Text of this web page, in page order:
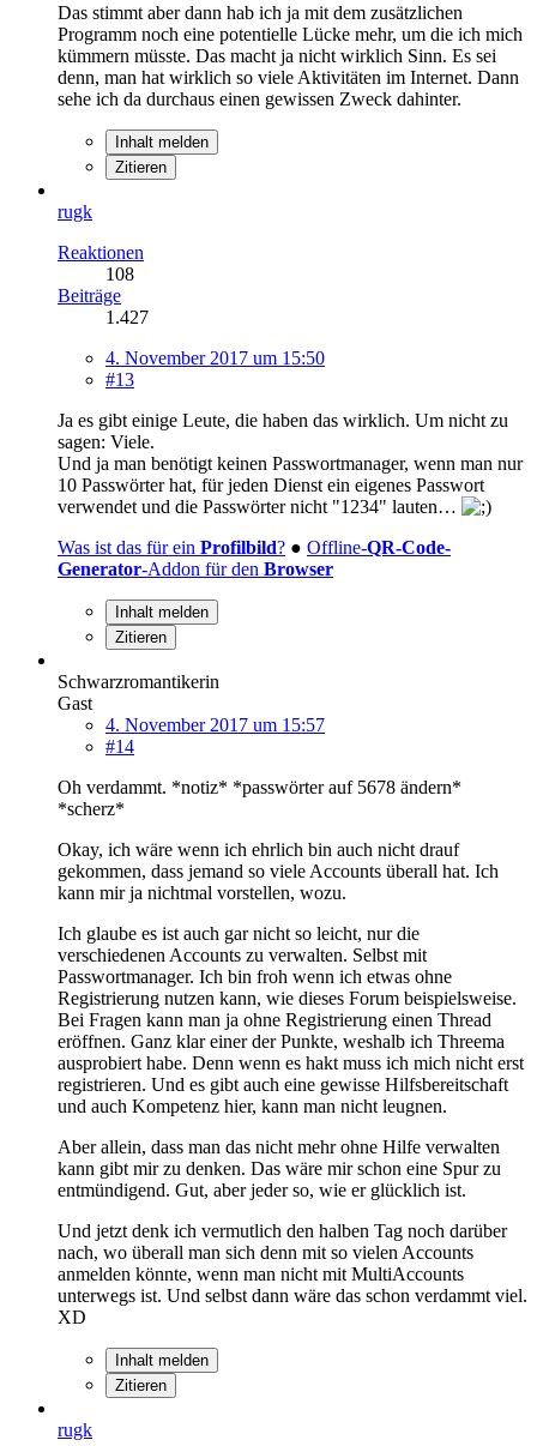
Das stimmt aber dann hab ich ja mit dem zusätzlichen
Programm noch eine potentielle Lücke mehr, um die ich mich
kümmern müsste. Das macht ja nicht wirklich Sinn. Es sei
denn, man hat wirklich so viele Aktivitäten im Internet. Dann
sehe ich da durchaus einen gewissen Zweck dahinter.
Inhalt melden
Zitieren
rugk
Reaktionen
108
Beiträge
1.427
4. November 2017 um 15:50
#13
Ja es gibt einige Leute, die haben das wirklich. Um nicht zu
sagen: Viele.
Und ja man benötigt keinen Passwortmanager, wenn man nur
10 Passwörter hat, für jeden Dienst ein eigenes Passwort
verwendet und die Passwörter nicht "1234" lauten…
Was ist das für ein Profilbild? ● Offline-QR-Code-
Generator-Addon für den Browser
Inhalt melden
Zitieren
Schwarzromantikerin
Gast
4. November 2017 um 15:57
#14
Oh verdammt. *notiz* *passwörter auf 5678 ändern*
*scherz*
Okay, ich wäre wenn ich ehrlich bin auch nicht drauf
gekommen, dass jemand so viele Accounts überall hat. Ich
kann mir ja nichtmal vorstellen, wozu.
Ich glaube es ist auch gar nicht so leicht, nur die
verschiedenen Accounts zu verwalten. Selbst mit
Passwortmanager. Ich bin froh wenn ich etwas ohne
Registrierung nutzen kann, wie dieses Forum beispielsweise.
Bei Fragen kann man ja ohne Registrierung einen Thread
eröffnen. Ganz klar einer der Punkte, weshalb ich Threema
ausprobiert habe. Denn wenn es hakt muss ich mich nicht erst
registrieren. Und es gibt auch eine gewisse Hilfsbereitschaft
und auch Kompetenz hier, kann man nicht leugnen.
Aber allein, dass man das nicht mehr ohne Hilfe verwalten
kann gibt mir zu denken. Das wäre mir schon eine Spur zu
entmündigend. Gut, aber jeder so, wie er glücklich ist.
Und jetzt denk ich vermutlich den halben Tag noch darüber
nach, wo überall man sich denn mit so vielen Accounts
anmelden könnte, wenn man nicht mit MultiAccounts
unterwegs ist. Und selbst dann wäre das schon verdammt viel.
XD
Inhalt melden
Zitieren
rugk